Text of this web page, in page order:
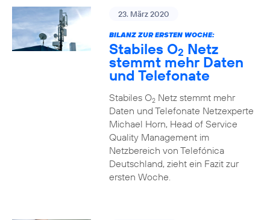
23. März 2020
BILANZ ZUR ERSTEN WOCHE:
Stabiles O2 Netz
stemmt mehr Daten
und Telefonate
Stabiles O2Netz stemmt mehr
Daten und Telefonate Netzexperte
Michael Horn, Head of Service
Quality Management im
Netzbereich von Telefónica
Deutschland, zieht ein Fazit zur
ersten Woche.